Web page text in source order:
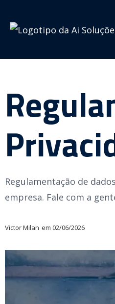
Regulamentação de
empresa. Fale com a
Victor Milan em 02/06/2026